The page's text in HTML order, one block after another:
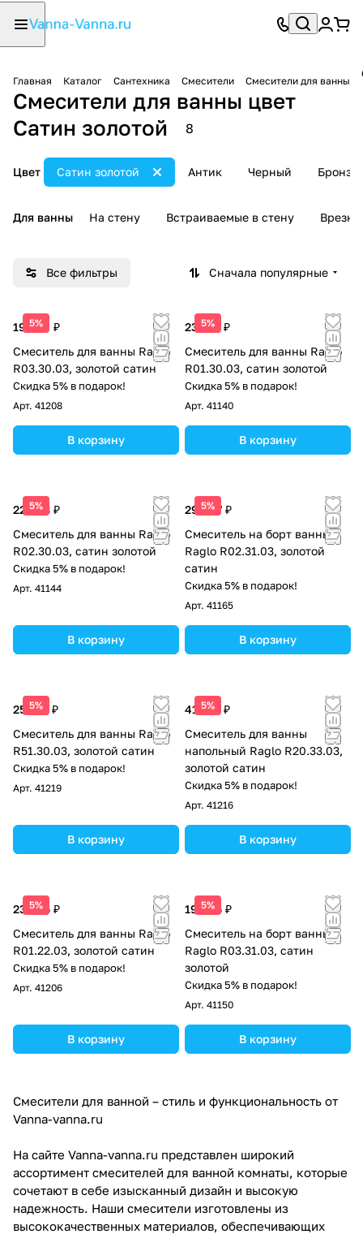
Главная Каталог Сантехника Смесители Смесители для ванны
Смесители для ванны цвет
Сатин золотой
8
Цвет Антик Черный Бронза
Сатин золотой
Для ванны На стену Встраиваемые в стену
Все фильтры Сначала популярные
5%
19 659 ₽
Смеситель для ванны Raglo
R03.30.03, золотой сатин
Скидка 5% в подарок!
Арт. 41208
В корзину
5%
23 837 ₽
Смеситель для ванны Raglo
R01.30.03, сатин золотой
Скидка 5% в подарок!
Арт. 41140
В корзину
5%
22 993 ₽
Смеситель для ванны Raglo
R02.30.03, сатин золотой
Скидка 5% в подарок!
Арт. 41144
В корзину
5%
29 607 ₽
Смеситель на борт ванны
Raglo R02.31.03, золотой
сатин
Скидка 5% в подарок!
Арт. 41165
В корзину
5%
25 129 ₽
Смеситель для ванны Raglo
R51.30.03, золотой сатин
Скидка 5% в подарок!
Арт. 41219
В корзину
5%
41 821 ₽
Смеситель для ванны
напольный Raglo R20.33.03,
золотой сатин
Скидка 5% в подарок!
Арт. 41216
В корзину
5%
23 885 ₽
Смеситель для ванны Raglo
R01.22.03, золотой сатин
Скидка 5% в подарок!
Арт. 41206
В корзину
5%
19 695 ₽
Смеситель на борт ванны
Raglo R03.31.03, сатин
золотой
Скидка 5% в подарок!
Арт. 41150
В корзину
Смесители для ванной – стиль и функциональность от
Vanna-vanna.ru
На сайте Vanna-vanna.ru представлен широкий
ассортимент смесителей для ванной комнаты, которые
сочетают в себе изысканный дизайн и высокую
надежность. Наши смесители изготовлены из
высококачественных материалов, обеспечивающих